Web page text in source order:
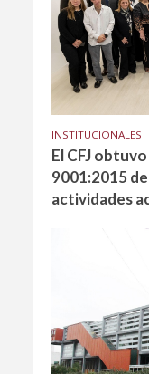
INSTITUCIONALES
El CFJ
9001:2015
actividades